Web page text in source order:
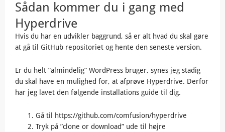
Sådan kommer du i gang med
Hyperdrive
Hvis du har en udvikler baggrund, så er alt hvad du skal gøre
at gå til GitHub repositoriet og hente den seneste version.
Er du helt ”almindelig” WordPress bruger, synes jeg stadig
du skal have en mulighed for, at afprøve Hyperdrive. Derfor
har jeg lavet den følgende installations guide til dig.
Gå til https://github.com/comfusion/hyperdrive
Tryk på ”clone or download” ude til højre